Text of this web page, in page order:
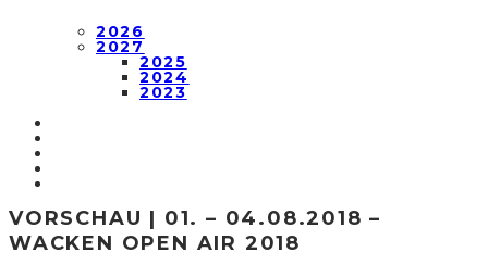
2026
2027
2025
2024
2023
VORSCHAU | 01. – 04.08.2018 –
WACKEN OPEN AIR 2018